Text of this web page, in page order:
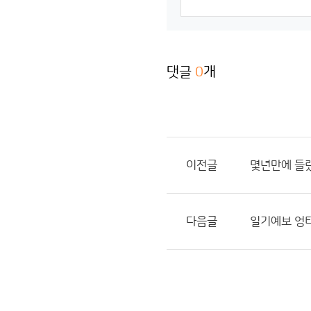
댓글 0개
이전글 몇년만에 들
다음글 일기예보 엉